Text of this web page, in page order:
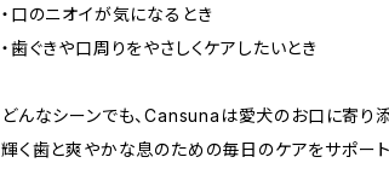
・口のニオイが気になるとき
・歯ぐきや口周りをやさしくケアしたいとき
どんなシーンでも、Cansunaは愛犬のお口に寄り添
輝く歯と爽やかな息のための毎日のケアをサポート